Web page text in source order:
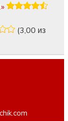
(3,00 из